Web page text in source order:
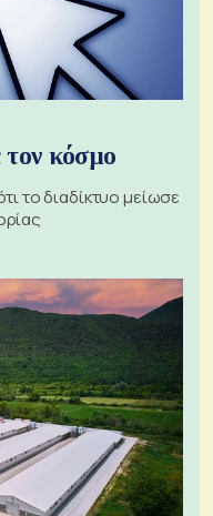
τον κόσμο
το διαδίκτυο μείωσε